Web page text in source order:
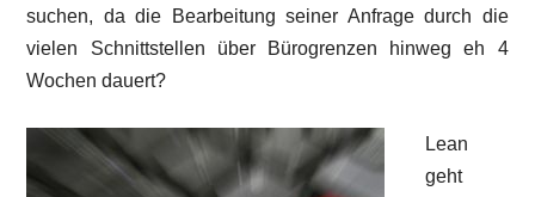
suchen, da die Bearbeitung seiner Anfrage durch die
vielen Schnittstellen über Bürogrenzen hinweg eh 4
Wochen dauert?
Lean
geht